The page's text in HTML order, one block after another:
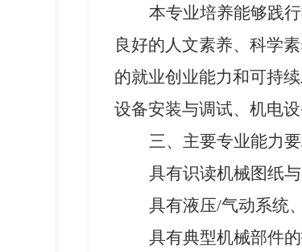
本专业培养能够践
良好的人文素养、科学
的就业创业能力和可持
设备安装与调试、机电
三、主要专业能力
具有识读机械图纸
具有液压/气动系统
具有典型机械部件